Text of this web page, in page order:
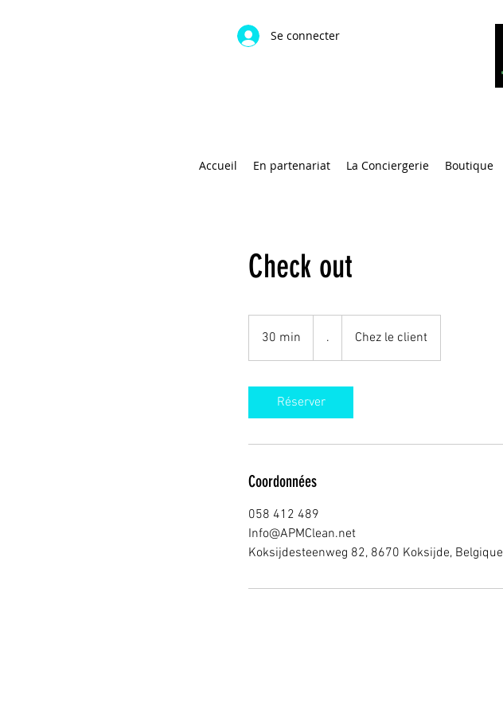
Se connecter
Accueil En partenariat La Conciergerie Boutique
Check out
30 min
0
. Chez le client
Réserver
Coordonnées
058 412 489
Info@APMClean.net
Koksijdesteenweg 82, 8670 Koksijde, Belgique